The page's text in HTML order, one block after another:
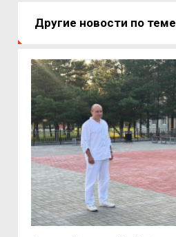
Другие новости по теме